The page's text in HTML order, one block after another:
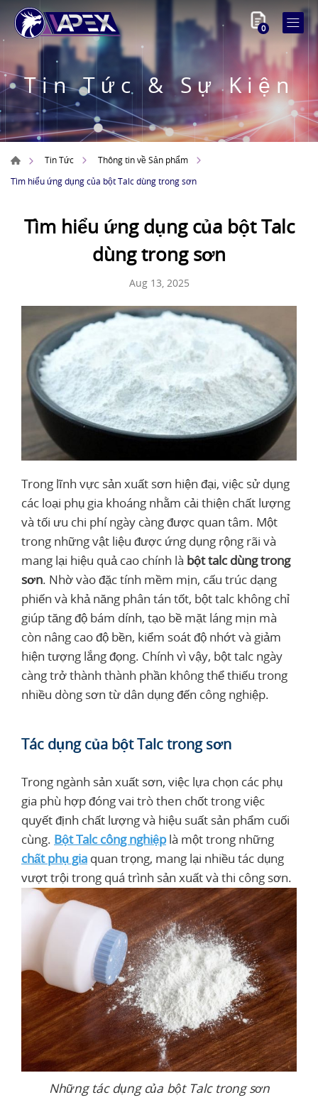
0
Tin Tức & Sự Kiện
Tin Tức
Thông tin về Sản phẩm
Tìm hiểu ứng dụng của bột Talc dùng trong sơn
Tìm hiểu ứng dụng của bột Talc
dùng trong sơn
Aug 13, 2025
Trong lĩnh vực sản xuất sơn hiện đại, việc sử dụng
các loại phụ gia khoáng nhằm cải thiện chất lượng
và tối ưu chi phí ngày càng được quan tâm. Một
trong những vật liệu được ứng dụng rộng rãi và
mang lại hiệu quả cao chính là bột talc dùng trong
sơn. Nhờ vào đặc tính mềm mịn, cấu trúc dạng
phiến và khả năng phân tán tốt, bột talc không chỉ
giúp tăng độ bám dính, tạo bề mặt láng mịn mà
còn nâng cao độ bền, kiểm soát độ nhớt và giảm
hiện tượng lắng đọng. Chính vì vậy, bột talc ngày
càng trở thành thành phần không thể thiếu trong
nhiều dòng sơn từ dân dụng đến công nghiệp.
Tác dụng của bột Talc trong sơn
Trong ngành sản xuất sơn, việc lựa chọn các phụ
gia phù hợp đóng vai trò then chốt trong việc
quyết định chất lượng và hiệu suất sản phẩm cuối
cùng. Bột Talc công nghiệplà một trong những
chất phụ gia quan trọng, mang lại nhiều tác dụng
vượt trội trong quá trình sản xuất và thi công sơn.
Những tác dụng của bột Talc trong sơn